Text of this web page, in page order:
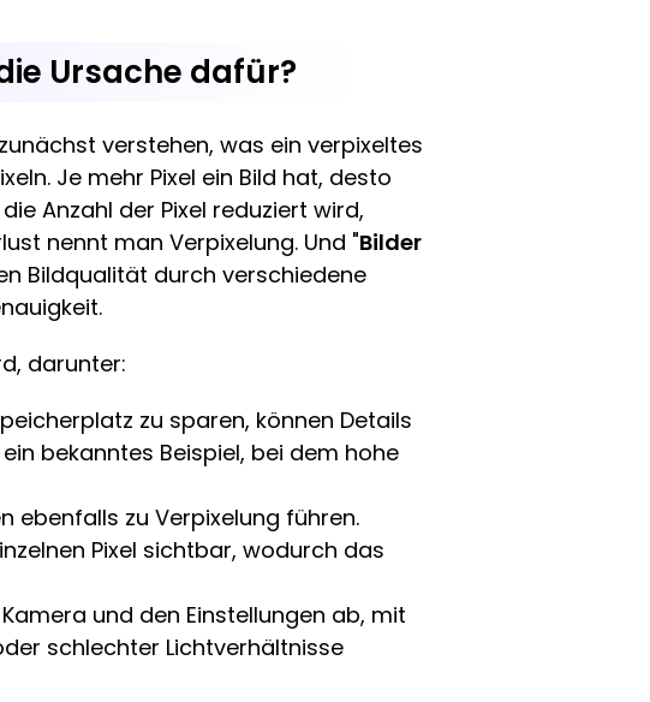
Ursache dafür?
verstehen, was ein verpixeltes
Je mehr Pixel ein Bild hat, desto
Anzahl der Pixel reduziert wird,
nennt man Verpixelung. Und "Bilder
Bildqualität durch verschiedene
darunter:
zu sparen, können Details
bekanntes Beispiel, bei dem hohe
ebenfalls zu Verpixelung führen.
Pixel sichtbar, wodurch das
und den Einstellungen ab, mit
schlechter Lichtverhältnisse